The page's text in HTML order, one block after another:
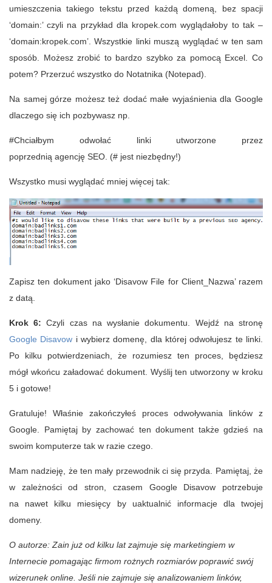
umieszczenia takiego tekstu przed każdą domeną, bez spacji
‘domain:’ czyli na przykład dla kropek.com wyglądałoby to tak –
‘domain:kropek.com’. Wszystkie linki muszą wyglądać w ten sam
sposób. Możesz zrobić to bardzo szybko za pomocą Excel. Co
potem? Przerzuć wszystko do Notatnika (Notepad).
Na samej górze możesz też dodać małe wyjaśnienia dla Google
dlaczego się ich pozbywasz np.
#Chciałbym odwołać linki utworzone przez
poprzednią agencję SEO. (# jest niezbędny!)
Wszystko musi wyglądać mniej więcej tak:
Zapisz ten dokument jako ‘Disavow File for Client_Nazwa’ razem
z datą.
Krok 6: Czyli czas na wysłanie dokumentu. Wejdź na stronę
Google Disavow i wybierz domenę, dla której odwołujesz te linki.
Po kilku potwierdzeniach, że rozumiesz ten proces, będziesz
mógł wkońcu załadować dokument. Wyślij ten utworzony w kroku
5 i gotowe!
Gratuluje! Właśnie zakończyłeś proces odwoływania linków z
Google. Pamiętaj by zachować ten dokument także gdzieś na
swoim komputerze tak w razie czego.
Mam nadzieję, że ten mały przewodnik ci się przyda. Pamiętaj, że
w zależności od stron, czasem Google Disavow potrzebuje
na nawet kilku miesięcy by uaktualnić informacje dla twojej
domeny.
O autorze: Zain już od kilku lat zajmuje się marketingiem w
Internecie pomagając firmom rożnych rozmiarów poprawić swój
wizerunek online. Jeśli nie zajmuje się analizowaniem linków,